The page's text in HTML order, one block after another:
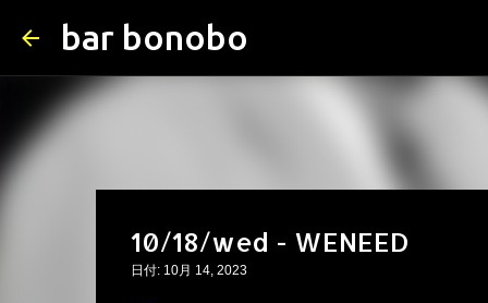
bar bonobo
10/18/wed - WENEED
日付: 10月 14, 2023